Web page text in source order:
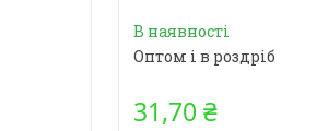
В наявності
Оптом і в роздріб
31,70 ₴